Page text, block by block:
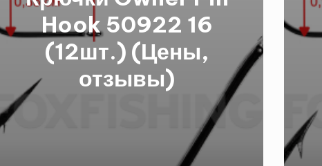
Hook 50922 16
(12шт.) (Цены,
отзывы)